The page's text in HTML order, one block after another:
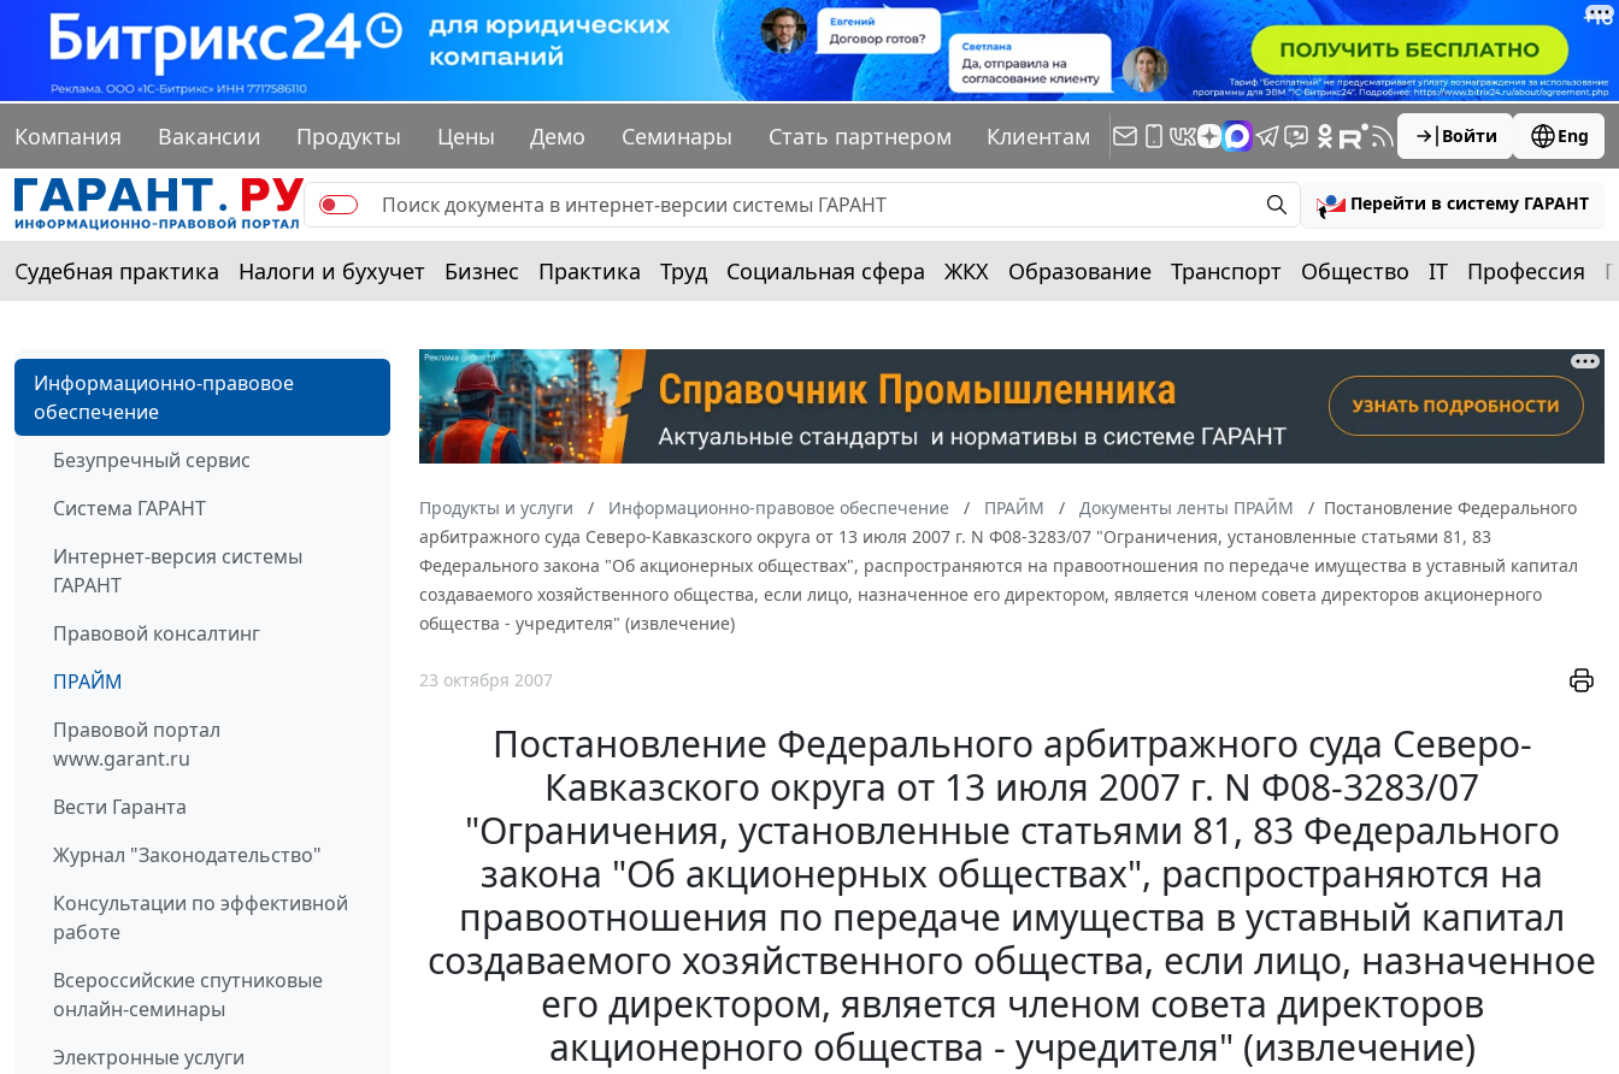
Компания Вакансии Продукты Цены Демо Семинары Стать партнером Клиентам Войти Eng
Перейти в систему ГАРАНТ
Судебная практика Налоги и бухучет Бизнес Практика Труд Социальная сфера ЖКХ Образование Транспорт Общество IT Профессия
Информационно-правовое
обеспечение
Безупречный сервис
Система ГАРАНТ
Интернет-версия системы
ГАРАНТ
Правовой консалтинг
ПРАЙМ
Правовой портал
www.garant.ru
Вести Гаранта
Журнал "Законодательство"
Консультации по эффективной
работе
Всероссийские спутниковые
онлайн-семинары
Электронные услуги
Продукты и услуги Информационно-правовое обеспечение ПРАЙМ Документы ленты ПРАЙМ
Постановление Федерального
арбитражного суда Северо-Кавказского округа от 13 июля 2007 г. N Ф08-3283/07 "Ограничения, установленные статьями 81, 83
Федерального закона "Об акционерных обществах", распространяются на правоотношения по передаче имущества в уставный капитал
создаваемого хозяйственного общества, если лицо, назначенное его директором, является членом совета директоров акционерного
общества - учредителя" (извлечение)
23 октября 2007
Постановление Федерального арбитражного суда Северо-
Кавказского округа от 13 июля 2007 г. N Ф08-3283/07
"Ограничения, установленные статьями 81, 83 Федерального
закона "Об акционерных обществах", распространяются на
правоотношения по передаче имущества в уставный капитал
создаваемого хозяйственного общества, если лицо, назначенное
его директором, является членом совета директоров
акционерного общества - учредителя" (извлечение)